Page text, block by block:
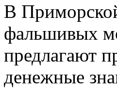
В
фальшивых
предлагают
денежные